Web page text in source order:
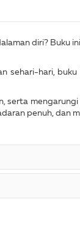
diri? Buku
sehari-hari,
penuh, dan